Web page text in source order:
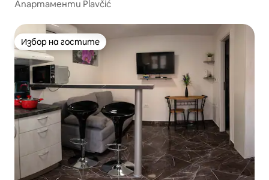
Апартаменти Plavčić
Избор на гостите
Избор на гостите